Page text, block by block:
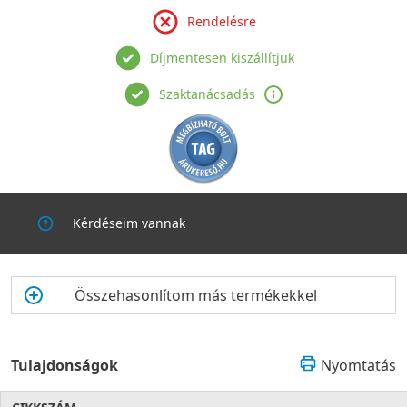
Rendelésre
Díjmentesen kiszállítjuk
Szaktanácsadás
Kérdéseim vannak
Összehasonlítom más termékekkel
Tulajdonságok Nyomtatás